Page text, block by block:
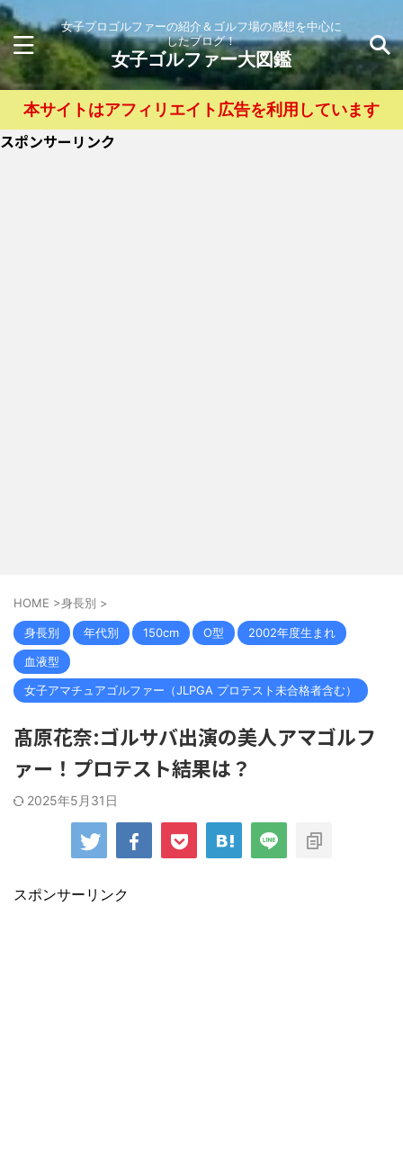
女子プロゴルファーの紹介＆ゴルフ場の感想を中心に
したブログ！
女子ゴルファー大図鑑
本サイトはアフィリエイト広告を利用しています
スポンサーリンク
HOME >身長別 >
身長別 年代別 150cm O型
2002年度生まれ
血液型
女子アマチュアゴルファー（JLPGA プロテスト未合格者含む）
髙原花奈:ゴルサバ出演の美人アマゴルフ
ァー！プロテスト結果は？
2025年5月31日
スポンサーリンク